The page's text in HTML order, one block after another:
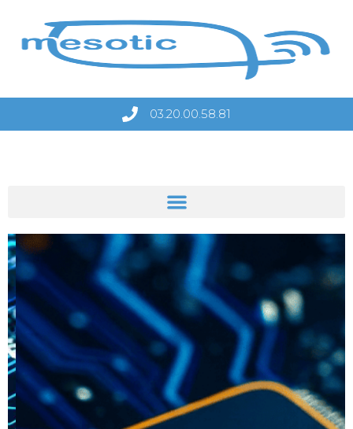
03.20.00.58.81